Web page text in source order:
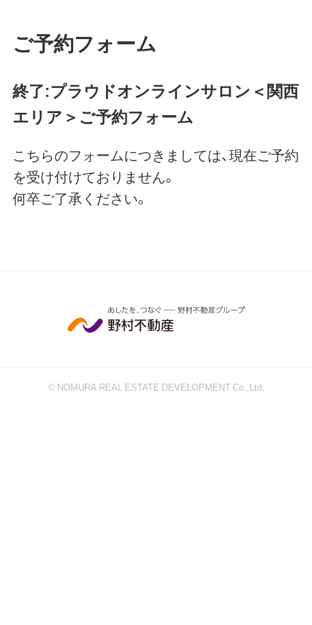
ご予約フォーム
終了:プラウドオンラインサロン＜関西
エリア＞ご予約フォーム
こちらのフォームにつきましては、現在ご予約
を受け付けておりません。
何卒ご了承ください。
© NOMURA REAL ESTATE DEVELOPMENT Co.,Ltd.